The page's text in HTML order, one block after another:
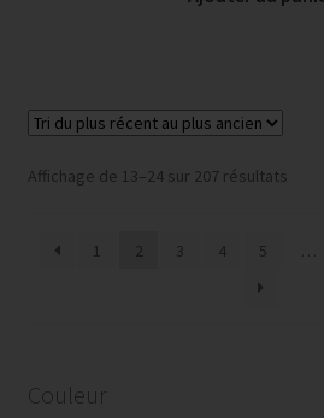
Affichage de 13–24 sur 207 résultatsTrié
1 2 3 4 5
Couleur